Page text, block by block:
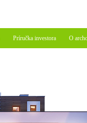
Príručka investora O